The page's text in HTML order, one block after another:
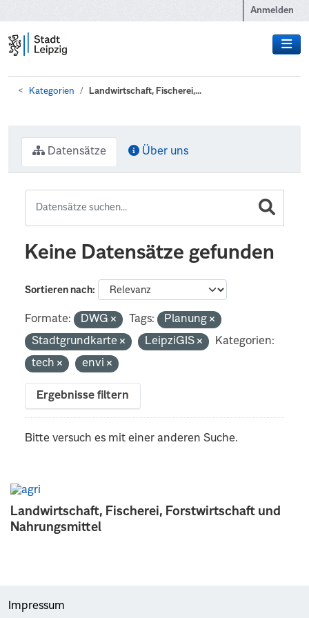
Anmelden
Kategorien Landwirtschaft, Fischerei,...
Landwirtschaft, Fischerei, Forstwirtschaft und
Nahrungsmittel
Datensätze Über uns
Keine Datensätze gefunden
Sortieren nach
Formate: DWG Tags:
Planung
Stadtgrundkarte
LeipziGIS
Kategorien:
tech
envi
Ergebnisse filtern
Bitte versuch es mit einer anderen Suche.
Impressum